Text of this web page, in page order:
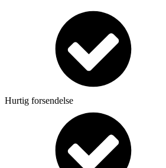
Hurtig forsendelse